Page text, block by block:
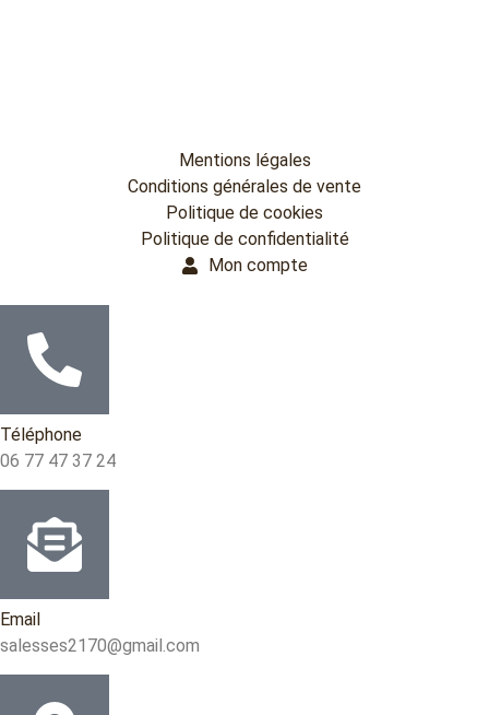
Mentions légales
Conditions générales de vente
Politique de cookies
Politique de confidentialité
Mon compte
Téléphone
06 77 47 37 24
Email
salesses2170@gmail.com